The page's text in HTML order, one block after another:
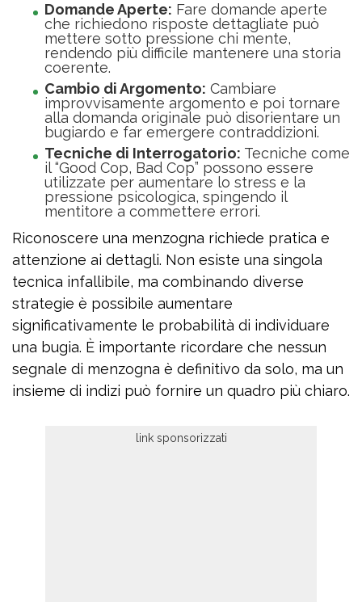
Domande Aperte: Fare domande aperte
che richiedono risposte dettagliate può
mettere sotto pressione chi mente,
rendendo più difficile mantenere una storia
coerente.
Cambio di Argomento: Cambiare
improvvisamente argomento e poi tornare
alla domanda originale può disorientare un
bugiardo e far emergere contraddizioni.
Tecniche di Interrogatorio: Tecniche come
il “Good Cop, Bad Cop” possono essere
utilizzate per aumentare lo stress e la
pressione psicologica, spingendo il
mentitore a commettere errori.
Riconoscere una menzogna richiede pratica e
attenzione ai dettagli. Non esiste una singola
tecnica infallibile, ma combinando diverse
strategie è possibile aumentare
significativamente le probabilità di individuare
una bugia. È importante ricordare che nessun
segnale di menzogna è definitivo da solo, ma un
insieme di indizi può fornire un quadro più chiaro.